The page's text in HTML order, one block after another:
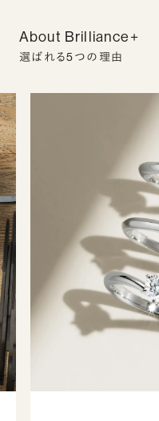
About Brilliance+
選ばれる5つの理由